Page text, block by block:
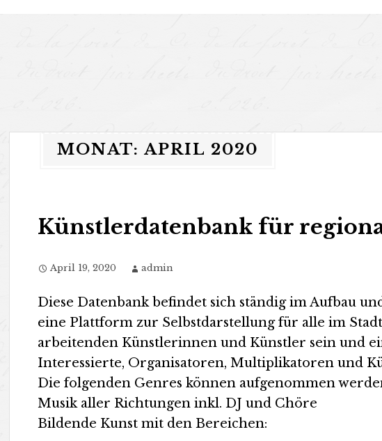
MONAT:APRIL 2020
Künstlerdatenbank für
April 19, 2020 admin
Diese Datenbank befindet sich ständig im Aufbau
eine Plattform zur Selbstdarstellung für alle im
arbeitenden Künstlerinnen und Künstler sein und
Interessierte, Organisatoren, Multiplikatoren und
Die folgenden Genres können aufgenommen
Musik aller Richtungen inkl. DJ und Chöre
Bildende Kunst mit den Bereichen: